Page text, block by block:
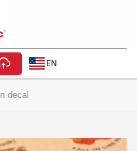
EN
In decal